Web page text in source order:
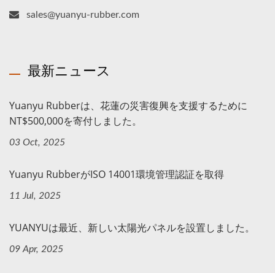
sales@yuanyu-rubber.com
最新ニュース
Yuanyu Rubberは、花蓮の災害復興を支援するために
NT$500,000を寄付しました。
03 Oct, 2025
Yuanyu RubberがISO 14001環境管理認証を取得
11 Jul, 2025
YUANYUは最近、新しい太陽光パネルを設置しました。
09 Apr, 2025